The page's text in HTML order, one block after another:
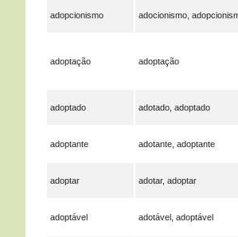
adopcionismo adocionismo,
adoptação adoptação
adoptado adotado, adoptado
adoptante adotante, adoptante
adoptar adotar, adoptar
adoptável adotável, adoptável